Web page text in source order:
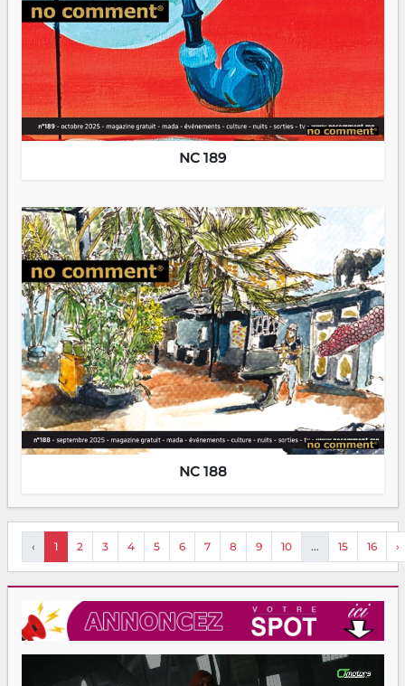
NC 189
NC 188
‹ 1 2 3 4 5 6 7 8 9 10 ... 15 16 ›